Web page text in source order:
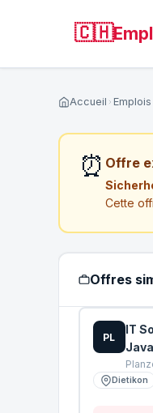
🇨🇭
Accueil Emplois
⏰ Offre
Cette
Offres
PL
IT
Dietikon